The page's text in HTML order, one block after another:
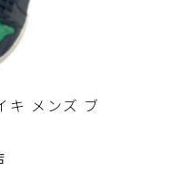
キ メンズ ブ